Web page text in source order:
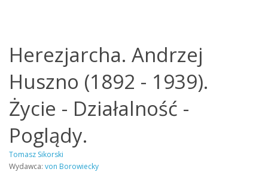
Herezjarcha. Andrzej
Huszno (1892 - 1939).
Życie - Działalność -
Poglądy.
Tomasz Sikorski
Wydawca: von Borowiecky